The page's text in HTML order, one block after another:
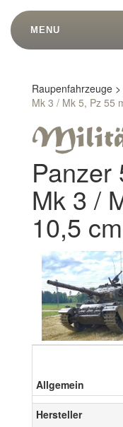
MENU
Raupenfahrzeuge >
Mk 3 / Mk 5, Pz 55
Panzer
Mk 3 /
10,5
Allgemein
Hersteller